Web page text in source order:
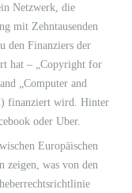
Netzwerk, die
mit Zehntausenden
den Finanziers der
hat – „Copyright for
„Computer and
finanziert wird. Hinter
oder Uber.
Europäischen
zeigen, was von den